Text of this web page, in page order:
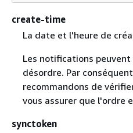
create-time
La date et l'heure de
Les notifications
désordre. Par
recommandons de
vous assurer que l'ordre
synctoken